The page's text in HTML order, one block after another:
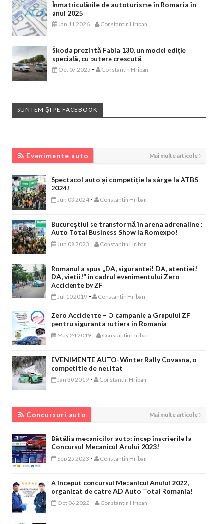
Înmatriculările de autoturisme în Romania în
anul 2025
Jan 11 2026 - Constantin Hriban
Škoda prezintă Fabia 130, un model ediție
specială, cu putere crescută
Oct 07 2025 - Constantin Hriban
SUNTEM ȘI PE FACEBOOK
Evenimente auto Mai multe articole
Spectacol auto și competiție la sânge la ATBS
2024!
Jun 03 2024 - Constantin Hriban
Bucureștiul se transformă în arena adrenalinei:
Auto Total Business Show la Romexpo!
Jun 08 2023 - Constantin Hriban
Romanul a spus „DA, sigurantei! DA, atentiei!
DA, vietii!” in cadrul evenimentului Zero
Accidente by ZF
Jul 10 2019 - Constantin Hriban
Zero Accidente – O campanie a Grupului ZF
pentru siguranta rutiera in Romania
May 24 2019 - Constantin Hriban
EVENIMENTE AUTO-Winter Rally Covasna, o
competitie de neuitat
Jan 30 2019 - Constantin Hriban
Concursuri auto Mai multe articole
Bătălia mecanicilor auto: încep înscrierile la
Concursul Mecanicul Anului 2023!
Sep 25 2023 - Constantin Hriban
A inceput concursul Mecanicul Anului 2022,
organizat de catre AD Auto Total Romania!
Oct 06 2022 - Constantin Hriban